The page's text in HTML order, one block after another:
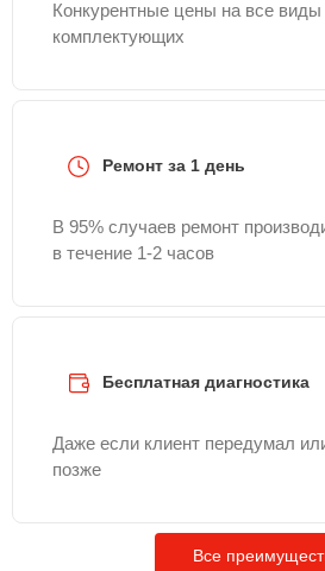
Конкурентные цены на все виды
комплектующих
Ремонт за 1 день
В 95% случаев ремонт
в течение 1-2 часов
Бесплатная диагностика
Даже если клиент передумал
позже
Все